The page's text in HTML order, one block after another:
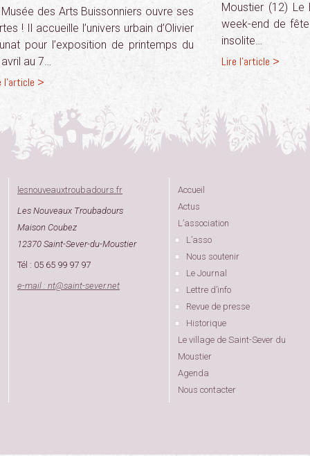
des Arts Buissonniers ouvre ses
! Il accueille l’univers urbain d’Olivier
pour l’exposition de printemps du
au 7…
l'article >
Moustier (12) Le
week-end de
insolite…
Lire l'article >
lesnouveauxtroubadours.fr
Les Nouveaux Troubadours
Maison Coubez
12370 Saint-Sever-du-Moustier
Tél : 05 65 99 97 97
e-mail : nt@saint-sever.net
Accueil
Actus
L’association
L’asso
Nous soutenir
Le Journal
Lettre d’info
Revue de presse
Historique
Le village de Saint-Sever du
Moustier
Agenda
Nous contacter